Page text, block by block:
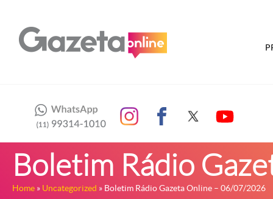
Boletim Rádio
Home » Uncategorized » Boletim Rádio Gazeta Online – 06/07/2026